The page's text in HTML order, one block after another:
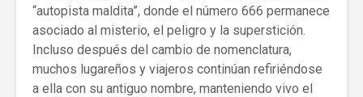
“autopista maldita”, donde el número 666 permanece
asociado al misterio, el peligro y la superstición.
Incluso después del cambio de nomenclatura,
muchos lugareños y viajeros continúan refiriéndose
a ella con su antiguo nombre, manteniendo vivo el